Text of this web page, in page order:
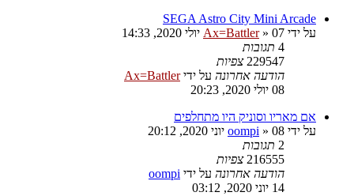
SEGA Astro City Mini Arcade
על ידי
Ax=Battler» 07 יולי 2020, 14:33
4 תגובות
229547 צפיות
הודעה אחרונה על ידיAx=Battler
08 יולי 2020, 20:23
אם מאריו וסוניק היו מתחלפים
על ידי
oompi » 08 יוני 2020, 20:12
2 תגובות
216555 צפיות
הודעה אחרונה על ידי oompi
14 יוני 2020, 03:12